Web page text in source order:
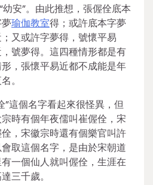
幼安”。由此推想，張偓佺底本
瑜伽教室得；或許底本字夢
又或許字夢得，號懷平易
號夢得。這四種情形都是有
，張懷平易近都不成能是年
。
”這個名字看起來很怪異，但
時有個年夜儒叫崔偓佺，宋
，宋徽宗時還有個樂官叫許
取這個名字，是由於宋朝道
一個仙人就叫偓佺，生涯在
三千歲。